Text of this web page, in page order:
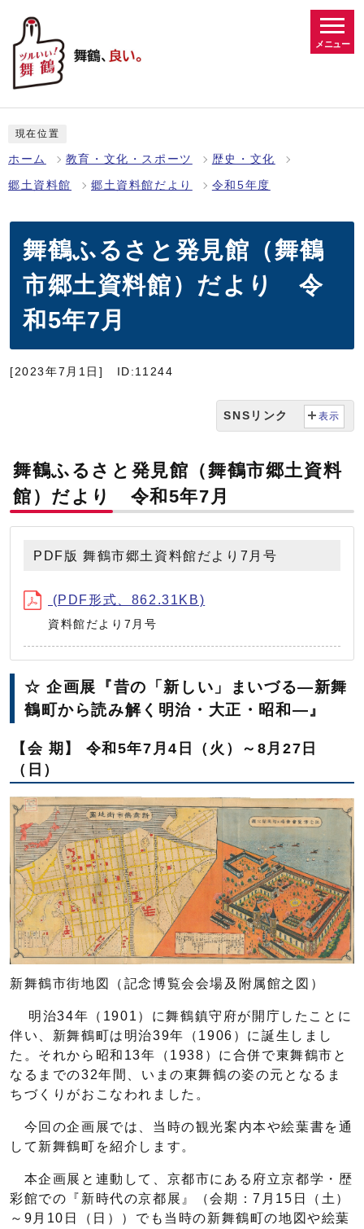
メニュー
現在位置
ホーム 教育・文化・スポーツ 歴史・文化
郷土資料館 郷土資料館だより 令和5年度
舞鶴ふるさと発見館（舞鶴
市郷土資料館）だより 令
和5年7月
[2023年7月1日] ID:11244
SNSリンク 表示
舞鶴ふるさと発見館（舞鶴市郷土資料
館）だより 令和5年7月
PDF版 舞鶴市郷土資料館だより7月号
(PDF形式、862.31KB)
資料館だより7月号
☆ 企画展『昔の「新しい」まいづる―新舞
鶴町から読み解く明治・大正・昭和―』
【会 期】 令和5年7月4日（火）～8月27日
（日）
新舞鶴市街地図（記念博覧会会場及附属館之図）
明治34年（1901）に舞鶴鎮守府が開庁したことに
伴い、新舞鶴町は明治39年（1906）に誕生しまし
た。それから昭和13年（1938）に合併で東舞鶴市と
なるまでの32年間、いまの東舞鶴の姿の元となるま
ちづくりがおこなわれました。
今回の企画展では、当時の観光案内本や絵葉書を通
して新舞鶴町を紹介します。
本企画展と連動して、京都市にある府立京都学・歴
彩館での『新時代の京都展』（会期：7月15日（土）
～9月10日（日））でも当時の新舞鶴町の地図や絵葉